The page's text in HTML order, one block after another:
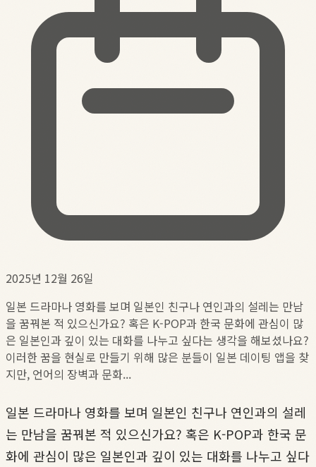
2025년 12월 26일
일본 드라마나 영화를 보며 일본인 친구나 연인과의 설레는 만남
을 꿈꿔본 적 있으신가요? 혹은 K-POP과 한국 문화에 관심이 많
은 일본인과 깊이 있는 대화를 나누고 싶다는 생각을 해보셨나요?
이러한 꿈을 현실로 만들기 위해 많은 분들이 일본 데이팅 앱을 찾
지만, 언어의 장벽과 문화...
일본 드라마나 영화를 보며 일본인 친구나 연인과의 설레
는 만남을 꿈꿔본 적 있으신가요? 혹은 K-POP과 한국 문
화에 관심이 많은 일본인과 깊이 있는 대화를 나누고 싶다